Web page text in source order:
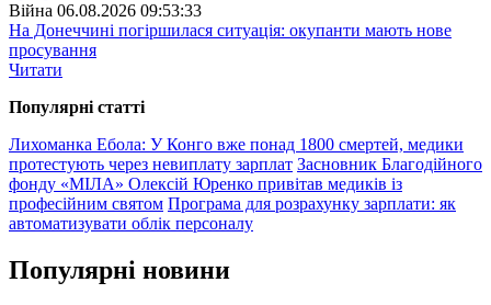
Війна 06.08.2026 09:53:33
На Донеччині погіршилася ситуація: окупанти мають нове
просування
Читати
Популярнi статтi
Лихоманка Ебола: У Конго вже понад 1800 смертей, медики
протестують через невиплату зарплат Засновник Благодійного
фонду «МІЛА» Олексій Юренко привітав медиків із
професійним святом Програма для розрахунку зарплати: як
автоматизувати облік персоналу
Популярнi новини